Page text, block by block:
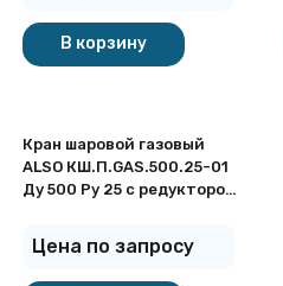
В корзину
Кран шаровой газовый
ALSO КШ.П.GAS.500.25-01
Ду 500 Ру 25 с редуктором
приварку
Цена по запросу